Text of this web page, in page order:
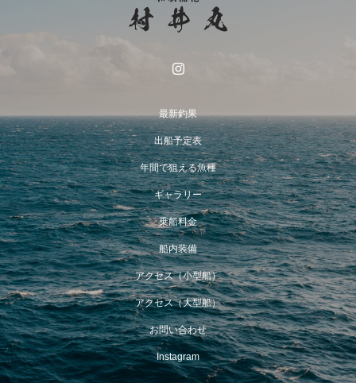
最新釣果
出船予定表
年間で狙える魚種
ギャラリー
乗船料金
船内装備
アクセス（小型船）
アクセス（大型船）
お問い合わせ
Instagram